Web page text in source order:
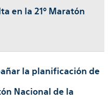
en la 21º Maratón
la planificación de
Nacional de la